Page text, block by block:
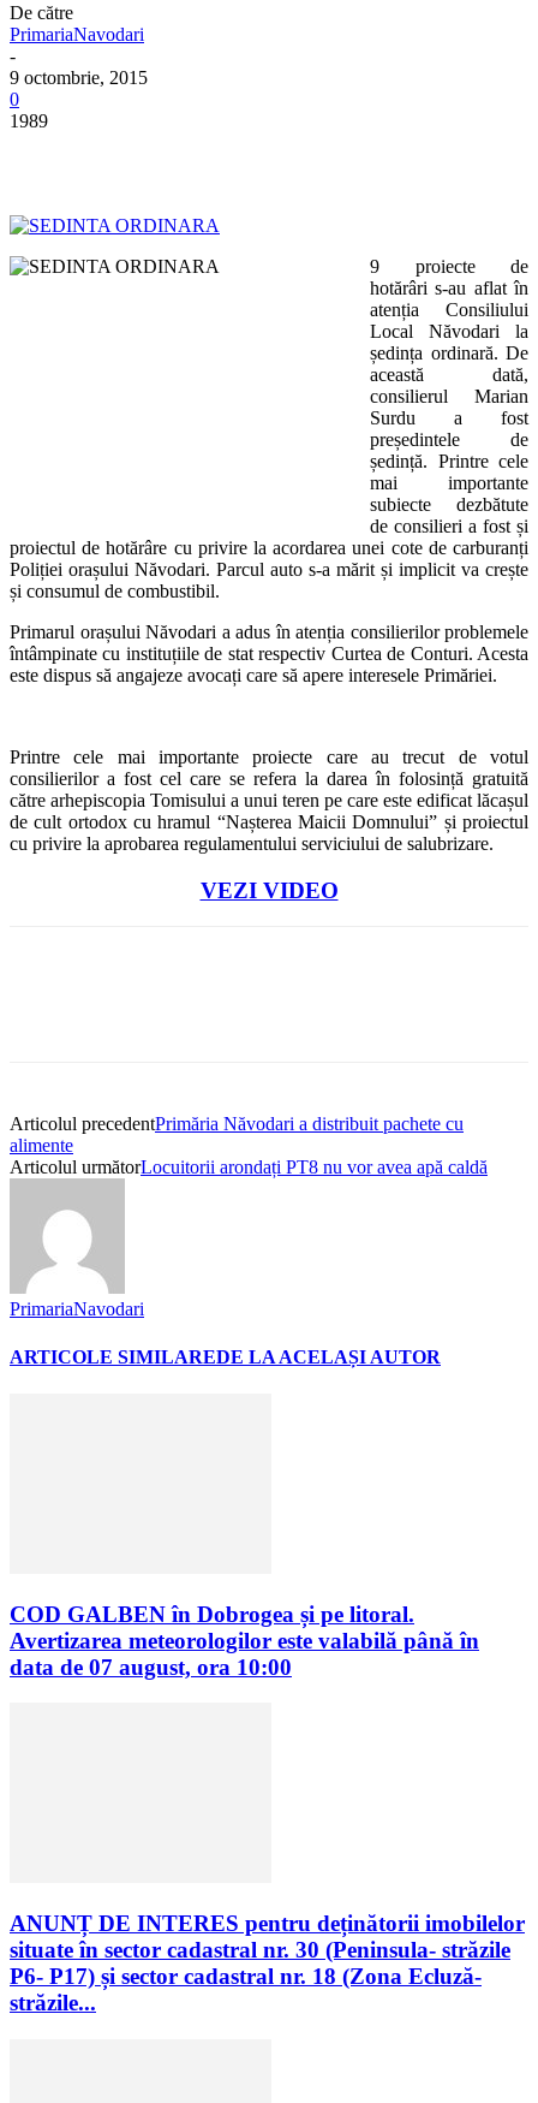
De către
PrimariaNavodari
-
9 octombrie, 2015
0
1989
9 proiecte de
hotărâri s-au aflat în
atenția Consiliului
Local Năvodari la
ședința ordinară. De
această dată,
consilierul Marian
Surdu a fost
președintele de
ședință. Printre cele
mai importante
subiecte dezbătute
de consilieri a fost și
proiectul de hotărâre cu privire la acordarea unei cote de carburanți
Poliției orașului Năvodari. Parcul auto s-a mărit și implicit va crește
și consumul de combustibil.
Primarul orașului Năvodari a adus în atenția consilierilor problemele
întâmpinate cu instituțiile de stat respectiv Curtea de Conturi. Acesta
este dispus să angajeze avocați care să apere interesele Primăriei.
Printre cele mai importante proiecte care au trecut de votul
consilierilor a fost cel care se refera la darea în folosință gratuită
către arhepiscopia Tomisului a unui teren pe care este edificat lăcașul
de cult ortodox cu hramul “Nașterea Maicii Domnului” și proiectul
cu privire la aprobarea regulamentului serviciului de salubrizare.
VEZI VIDEO
Articolul precedentPrimăria Năvodari a distribuit pachete cu
alimente
Articolul următorLocuitorii arondați PT8 nu vor avea apă caldă
PrimariaNavodari
ARTICOLE SIMILAREDE LA ACELAȘI AUTOR
COD GALBEN în Dobrogea și pe litoral.
Avertizarea meteorologilor este valabilă până în
data de 07 august, ora 10:00
ANUNȚ DE INTERES pentru deținătorii imobilelor
situate în sector cadastral nr. 30 (Peninsula- străzile
P6- P17) și sector cadastral nr. 18 (Zona Ecluză-
străzile...